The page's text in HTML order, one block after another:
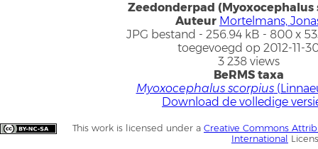
Zeedonderpad (Myoxocephalus
Auteur Mortelmans,
JPG bestand - 256.94 kB - 800 x
toegevoegd op 2012-11-
3 238 views
BeRMS taxa
Myoxocephalus scorpius
Download de volledige
This work is licensed under a Creative Commons
International